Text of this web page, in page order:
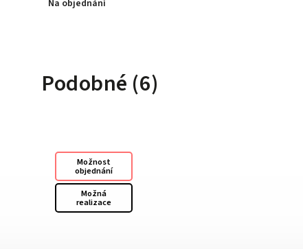
Na objednání
Podobné (6)
Možnost
objednání
Možná
realizace